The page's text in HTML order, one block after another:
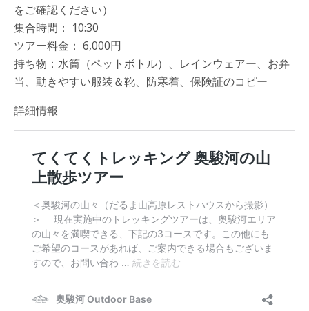
をご確認ください）
集合時間： 10:30
ツアー料金： 6,000円
持ち物：水筒（ペットボトル）、レインウェアー、お弁
当、動きやすい服装＆靴、防寒着、保険証のコピー
詳細情報